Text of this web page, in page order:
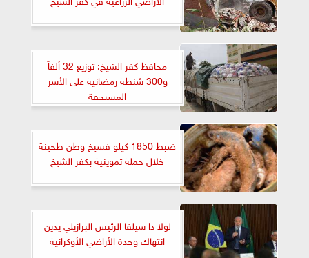
محافظ كفر الشيخ: توزيع 32 ألفاً
و300 شنطة رمضانية على الأسر
المستحقة
ضبط 1850 كيلو فسيخ وطن طحينة
خلال حملة تموينية بكفر الشيخ
لولا دا سيلفا الرئيس البرازيلي يدين
انتهاك وحدة الأراضي الأوكرانية